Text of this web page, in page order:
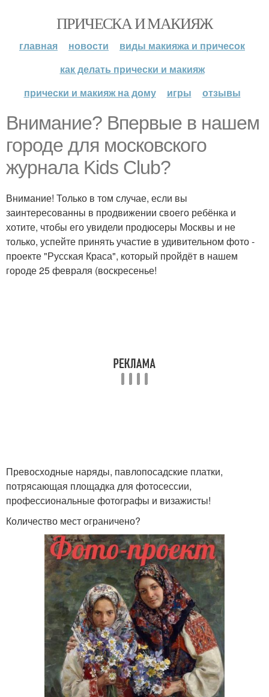
ПРИЧЕСКА И МАКИЯЖ
главная новости
виды макияжа и причесок
как делать прически и макияж
прически и макияж на дому
игры отзывы
Внимание? Впервые в нашем
городе для московского
журнала Kids Club?
Внимание! Только в том случае, если вы
заинтересованны в продвижении своего ребёнка и
хотите, чтобы его увидели продюсеры Москвы и не
только, успейте принять участие в удивительном фото -
проекте "Русская Краса", который пройдёт в нашем
городе 25 февраля (воскресенье!
Превосходные наряды, павлопосадские платки,
потрясающая площадка для фотосессии,
профессиональные фотографы и визажисты!
Количество мест ограничено?